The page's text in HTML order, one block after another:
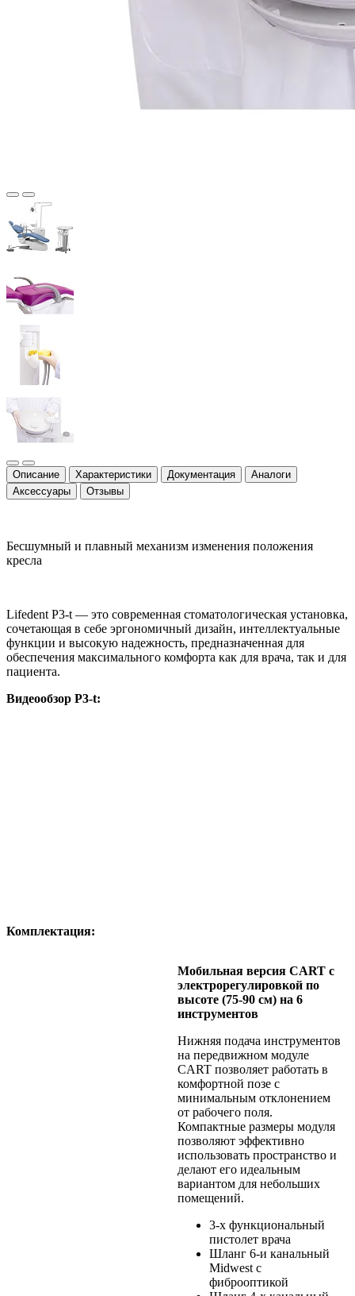
Описание Характеристики Документация
Аналоги
Аксессуары
Отзывы
Бесшумный и плавный механизм изменения положения
кресла
Lifedent P3-t — это современная стоматологическая установка,
сочетающая в себе эргономичный дизайн, интеллектуальные
функции и высокую надежность, предназначенная для
обеспечения максимального комфорта как для врача, так и для
пациента.
Видеообзор P3-t:
Комплектация:
Мобильная версия CART с
электрорегулировкой по
высоте (75-90 см) на 6
инструментов
Нижняя подача инструментов
на передвижном модуле
CART позволяет работать в
комфортной позе с
минимальным отклонением
от рабочего поля.
Компактные размеры модуля
позволяют эффективно
использовать пространство и
делают его идеальным
вариантом для небольших
помещений.
3-х функциональный
пистолет врача
Шланг 6-и канальный
Midwest с
фиброоптикой